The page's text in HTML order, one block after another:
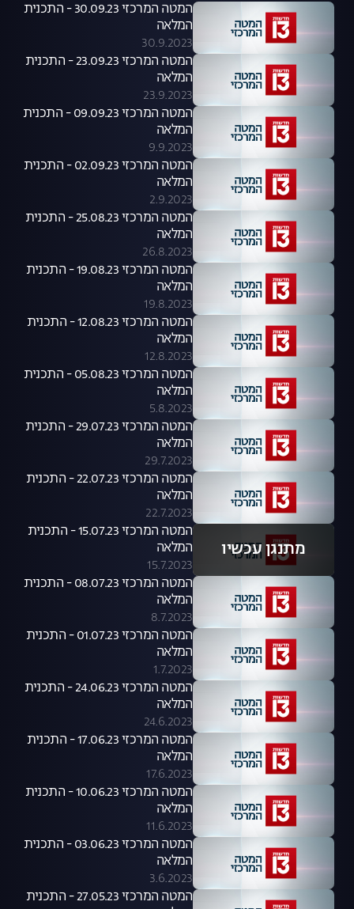
המטה המרכזי 30.09.23 - התכנית
המלאה
30.9.2023
המטה המרכזי 23.09.23 - התכנית
המלאה
23.9.2023
המטה המרכזי 09.09.23 - התכנית
המלאה
9.9.2023
המטה המרכזי 02.09.23 - התכנית
המלאה
2.9.2023
המטה המרכזי 25.08.23 - התכנית
המלאה
26.8.2023
המטה המרכזי 19.08.23 - התכנית
המלאה
19.8.2023
המטה המרכזי 12.08.23 - התכנית
המלאה
12.8.2023
המטה המרכזי 05.08.23 - התכנית
המלאה
5.8.2023
המטה המרכזי 29.07.23 - התכנית
המלאה
29.7.2023
המטה המרכזי 22.07.23 - התכנית
המלאה
22.7.2023
מתנגן עכשיו
המטה המרכזי 15.07.23 - התכנית
המלאה
15.7.2023
המטה המרכזי 08.07.23 - התכנית
המלאה
8.7.2023
המטה המרכזי 01.07.23 - התכנית
המלאה
1.7.2023
המטה המרכזי 24.06.23 - התכנית
המלאה
24.6.2023
המטה המרכזי 17.06.23 - התכנית
המלאה
17.6.2023
המטה המרכזי 10.06.23 - התכנית
המלאה
11.6.2023
המטה המרכזי 03.06.23 - התכנית
המלאה
3.6.2023
המטה המרכזי 27.05.23 - התכנית